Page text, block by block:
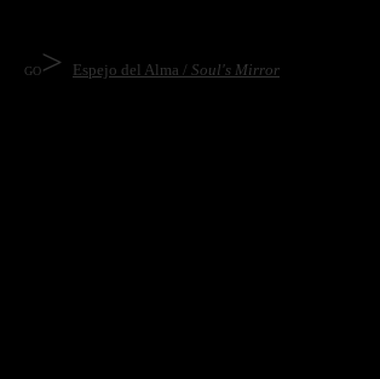
GO> Espejo del Alma / Soul's Mirror